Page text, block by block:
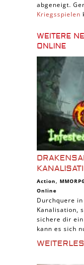
abgeneigt.
Kriegsspielen
WEITERE
ONLINE
Action,
Online
Durchquere
Kanalisation,
sichere dir
kann es sich